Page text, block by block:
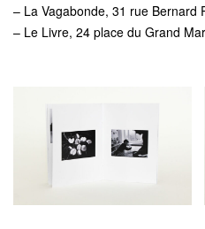
– La Vagabonde, 31 rue Bernard
– Le Livre, 24 place du Grand